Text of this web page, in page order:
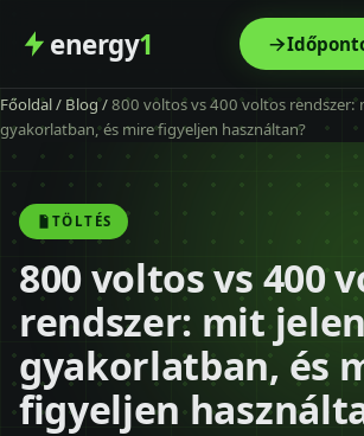
energy1
Főoldal
Szolgáltatás
Modellek
Kapcsolat
Főoldal/ Blog/800 voltos vs 400 voltos rendszer:
gyakorlatban, és mire figyeljen használtan?
TÖLTÉS
800 voltos vs 400
rendszer: mit
gyakorlatban, és
figyeljen